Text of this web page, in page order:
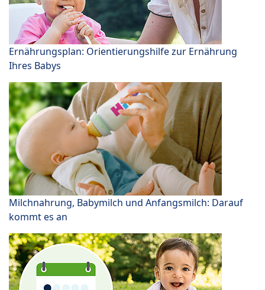
Ernährungsplan: Orientierungshilfe zur Ernährung
Ihres Babys
Milchnahrung, Babymilch und Anfangsmilch: Darauf
kommt es an